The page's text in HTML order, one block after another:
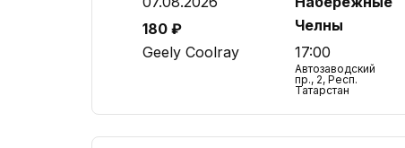
180 ₽
Geely Coolray
Челны
17:00
Автозаводский
пр., 2, Респ.
Татарстан